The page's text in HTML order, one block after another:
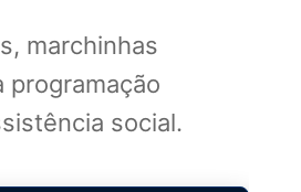
marchinhas
programação
social.